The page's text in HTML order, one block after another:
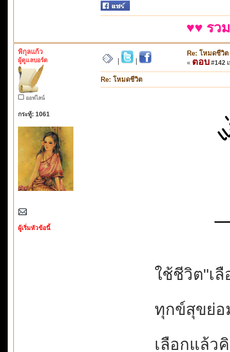
♥♥ รว
พิกุลแก้ว
ผู้ดูแลบอร์ด
ออฟไลน์
กระทู้: 1061
ผู้เริ่มหัวข้อนี้
Re: โหมดชีวิต
« ตอบ #142
Re: โหมดชีวิต
ใช้ชีวิต"เลื
ทุกข์สุขย่อ
เลือกแล้ว